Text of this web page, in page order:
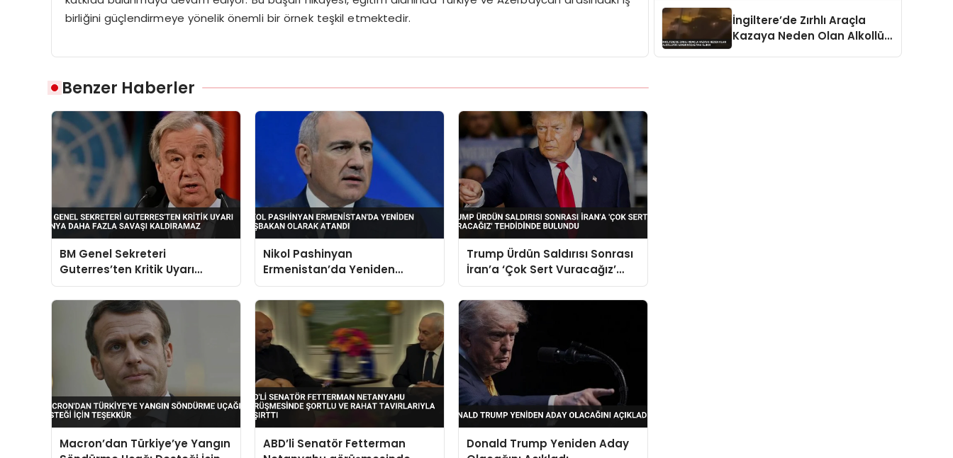
birliğini güçlendirmeye yönelik önemli bir örnek teşkil etmektedir.
Benzer Haberler
BM Genel Sekreteri
Guterres’ten Kritik Uyarı
Dünya Daha Fazla Savaşı
Kaldıramaz
Nikol Pashinyan
Ermenistan’da Yeniden
Başbakan Olarak Atandı
Trump Ürdün Saldırısı Sonrası
İran’a ‘Çok Sert Vuracağız’
Tehdidinde Bulundu
Macron’dan Türkiye’ye Yangın
ABD’li Senatör Fetterman
Donald Trump Yeniden Aday
İngiltere’de Zırhlı Araçla
Kazaya Neden Olan Alkollü